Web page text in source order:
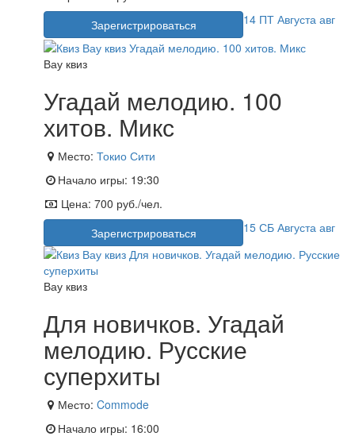
Зарегистрироваться
14 ПТ Августа авг
Вау квиз
Угадай мелодию. 100
хитов. Микс
Место: Токио Сити
Начало игры: 19:30
Цена: 700 руб./чел.
Зарегистрироваться
15 СБ Августа авг
Вау квиз
Для новичков. Угадай
мелодию. Русские
суперхиты
Место: Commode
Начало игры: 16:00